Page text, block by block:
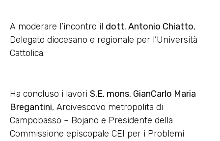
A moderare l’incontro il dott. Antonio Chiatto,
Delegato diocesano e regionale per l’Università
Cattolica.
Ha concluso i lavori S.E. mons. GianCarlo Maria
Bregantini, Arcivescovo metropolita di
Campobasso – Bojano e Presidente della
Commissione episcopale CEI per i Problemi